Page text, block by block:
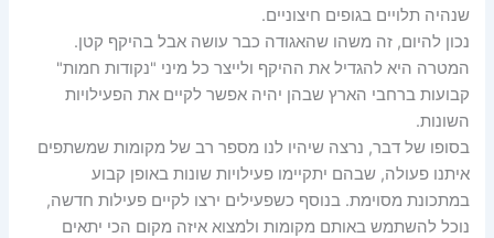
שנהיה תלויים בגופים חיצוניים.
נכון להיום, זה משהו שהאגודה כבר עושה אבל בהיקף קטן.
המטרה היא להגדיל את ההיקף ולייצר כל מיני "נקודות חמות"
קבועות ברחבי הארץ שבהן יהיה אפשר לקיים את הפעילויות
השונות.
בסופו של דבר, נרצה שיהיו לנו מספר רב של מקומות שמשתפים
איתנו פעולה, שבהם יתקיימו פעילויות שונות באופן קבוע
במתכונת מסוימת. בנוסף כשפעילים ירצו לקיים פעילות חדשה,
נוכל להשתמש באותם מקומות ולמצוא איזה מקום הכי יתאים